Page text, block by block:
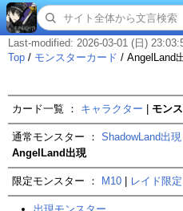
Last-modified: 2026-03-01 (日)
Top / モンスターカード / AngelLand
カード一覧 ： キャラクター モン
通常モンスター ： ShadowLand出現
AngelLand出現
限定モンスター ： M10 レイド限定